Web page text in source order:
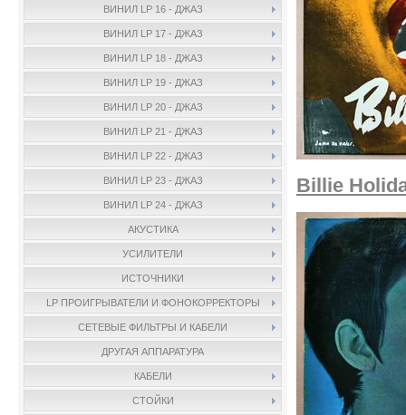
ВИНИЛ LP 16 - ДЖАЗ
ВИНИЛ LP 17 - ДЖАЗ
ВИНИЛ LP 18 - ДЖАЗ
ВИНИЛ LP 19 - ДЖАЗ
ВИНИЛ LP 20 - ДЖАЗ
ВИНИЛ LP 21 - ДЖАЗ
ВИНИЛ LP 22 - ДЖАЗ
ВИНИЛ LP 23 - ДЖАЗ
ВИНИЛ LP 24 - ДЖАЗ
АКУСТИКА
УСИЛИТЕЛИ
ИСТОЧНИКИ
LP ПРОИГРЫВАТЕЛИ И ФОНОКОРРЕКТОРЫ
СЕТЕВЫЕ ФИЛЬТРЫ И КАБЕЛИ
ДРУГАЯ АППАРАТУРА
КАБЕЛИ
СТОЙКИ
Billie